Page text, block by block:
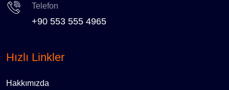
Telefon
+90 553 555 4965
Hızlı Linkler
Hakkımızda